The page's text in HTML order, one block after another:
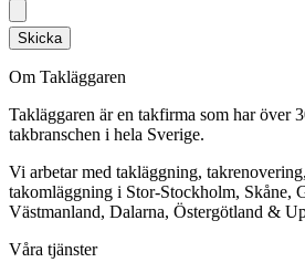
Skicka
Om Takläggaren
Takläggaren är en takfirma som har över
takbranschen i hela Sverige.
Vi arbetar med takläggning,
takomläggning i Stor-Stockholm, Skåne,
Västmanland, Dalarna, Östergötland &
Våra tjänster